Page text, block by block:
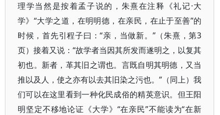
理学当然是按着孟子说的，朱熹在注释《礼记·大
学》“大学之道，在明明德，在亲民，在止于至善”的
时候，首先引程子曰：“亲，当做新。”（朱熹，第3
页）接着又说：“故学者当因其所发而遂明之，以复其
初也。新者，革其旧之谓也。言既自明其明德，又当
推以及人，使之亦有以去其旧染之污也。”（同上）我
们可以在这里看到一种化民成俗的精英意识。但王阳
明坚定不移地论证《大学》“在亲民”不能读为“在新